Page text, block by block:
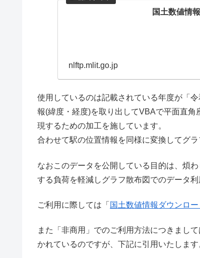
国土数値情
nlftp.mlit.go.jp
使用しているのは記載されている年度が「
報(緯度・経度)を取り出してVBAで平面直
現するための加工を施しています。
合わせて駅の位置情報を同様に変換してグ
なおこのデータを公開している目的は、煩
する負荷を軽減しグラフ散布図でのデータ
ご利用に際しては「 国土数値情報ダウンロ
また「非商用」でのご利用方法につきまして
かれているのですが、下記に引用いたします